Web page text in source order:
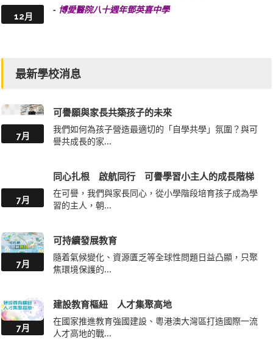
12月
- 博愛醫院八十週年鄧英喜中學
最新學校消息
7月
可譽願與家長共築孩子的未來
我們如何為孩子營造最適切的「自學共學」氛圍？與可
譽共成長的家...
7月
同心扎根 啟航同行 可譽學習小主人的成長階梯
在可譽，我們與家長同心，從小學階段培育孩子成為學
習的主人，朝...
7月
可持續發展教育
隨着氣候變化、資源匱乏等全球性問題日益凸顯，只聚
焦環境保護的...
7月
建設教育樞紐 人才集聚高地
在國家推進教育強國建設、粵港澳大灣區打造國際一流
人才高地的戰...